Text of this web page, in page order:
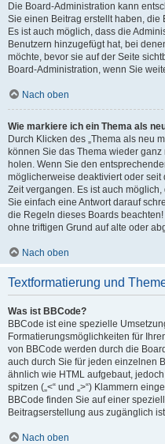
Die Board-Administration kann
Sie einen Beitrag erstellt haben, die
Es ist auch möglich, dass die
Benutzern hinzugefügt hat, bei
möchte, bevor sie auf der Seite
Board-Administration, wenn Sie
Nach oben
Wie markiere ich ein Thema als
Durch Klicken des „Thema als neu
können Sie das Thema wieder
holen. Wenn Sie den
möglicherweise deaktiviert oder
Zeit vergangen. Es ist auch
Sie einfach eine Antwort darauf
die Regeln dieses Boards
ohne triftigen Grund auf alte oder
Nach oben
Textformatierung und
Was ist BBCode?
BBCode ist eine spezielle
Formatierungsmöglichkeiten für
von BBCode werden durch die
auch durch Sie für jeden einzelnen
ähnlich wie HTML aufgebaut, jedoch
spitzen („<“ und „>“) Klammern
BBCode finden Sie auf einer
Beitragserstellung aus zugänglich
Nach oben